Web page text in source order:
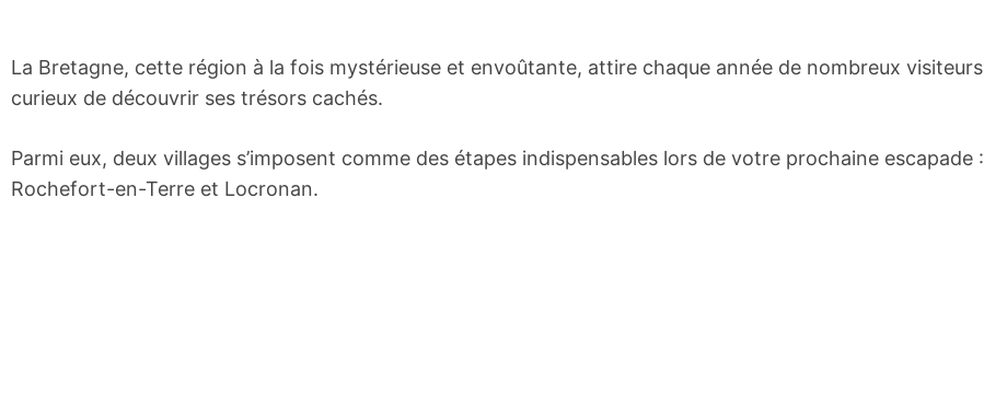
La Bretagne, cette région à la fois mystérieuse et envoûtante, attire chaque année de nombreux visiteurs
curieux de découvrir ses trésors cachés.
Parmi eux, deux villages s’imposent comme des étapes indispensables lors de votre prochaine escapade :
Rochefort-en-Terre et Locronan.